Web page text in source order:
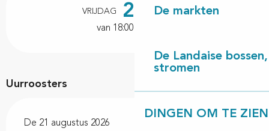
De markten
De Landaise
stromen
DINGEN OM TE
VRIJDAG 21 AUGUSTUS
van 18:00 tot 23:00
Uurroosters
De 21 augustus 2026